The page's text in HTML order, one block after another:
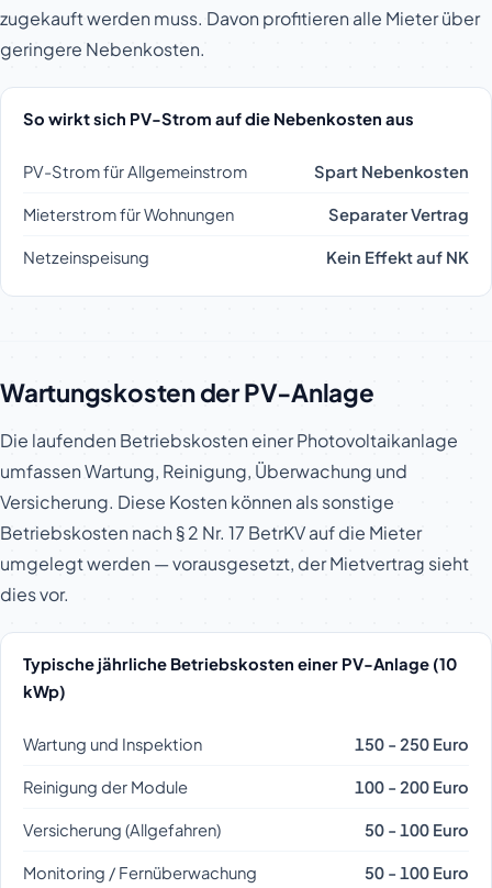
zugekauft werden muss. Davon profitieren alle Mieter über
geringere Nebenkosten.
So wirkt sich PV-Strom auf die Nebenkosten aus
PV-Strom für Allgemeinstrom Spart Nebenkosten
Mieterstrom für Wohnungen Separater Vertrag
Netzeinspeisung Kein Effekt auf NK
Wartungskosten der PV-Anlage
Die laufenden Betriebskosten einer Photovoltaikanlage
umfassen Wartung, Reinigung, Überwachung und
Versicherung. Diese Kosten können als sonstige
Betriebskosten nach § 2 Nr. 17 BetrKV auf die Mieter
umgelegt werden — vorausgesetzt, der Mietvertrag sieht
dies vor.
Typische jährliche Betriebskosten einer PV-Anlage (10
kWp)
Wartung und Inspektion 150 - 250 Euro
Reinigung der Module 100 - 200 Euro
Versicherung (Allgefahren) 50 - 100 Euro
Monitoring / Fernüberwachung 50 - 100 Euro